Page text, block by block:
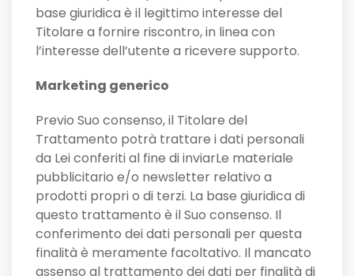
base giuridica è il legittimo interesse del
Titolare a fornire riscontro, in linea con
l’interesse dell’utente a ricevere supporto.
Marketing generico
Previo Suo consenso, il Titolare del
Trattamento potrà trattare i dati personali
da Lei conferiti al fine di inviarLe materiale
pubblicitario e/o newsletter relativo a
prodotti propri o di terzi. La base giuridica di
questo trattamento è il Suo consenso. Il
conferimento dei dati personali per questa
finalità è meramente facoltativo. Il mancato
assenso al trattamento dei dati per finalità di